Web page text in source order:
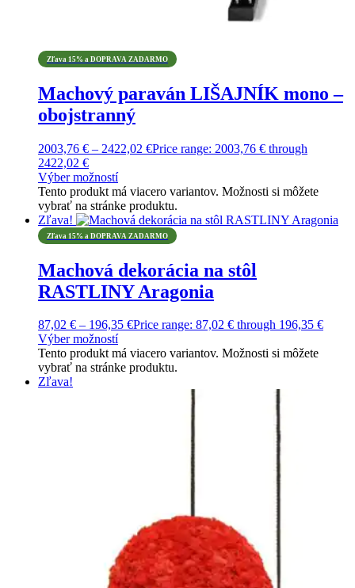
Zľava 15% a DOPRAVA ZADARMO
Machový paraván LIŠAJNÍK mono –
obojstranný
2003,76 € – 2422,02 €Price range: 2003,76 € through
2422,02 €
Výber možností
Tento produkt má viacero variantov. Možnosti si môžete
vybrať na stránke produktu.
Zľava!
Zľava 15% a DOPRAVA ZADARMO
Machová dekorácia na stôl
RASTLINY Aragonia
87,02 € – 196,35 €Price range: 87,02 € through 196,35 €
Výber možností
Tento produkt má viacero variantov. Možnosti si môžete
vybrať na stránke produktu.
Zľava!